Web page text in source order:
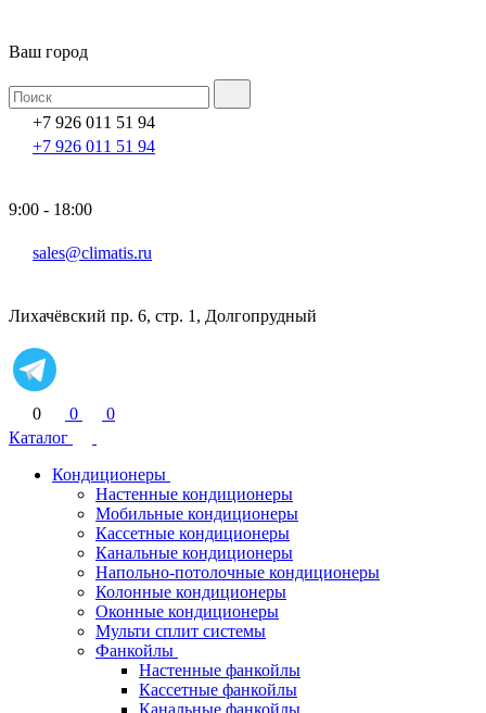
Ваш город
+7 926 011 51 94
+7 926 011 51 94
9:00 - 18:00
sales@climatis.ru
Лихачёвский пр. 6, стр. 1, Долгопрудный
0 0
0
Каталог
Кондиционеры
Настенные кондиционеры
Мобильные кондиционеры
Кассетные кондиционеры
Канальные кондиционеры
Напольно-потолочные кондиционеры
Колонные кондиционеры
Оконные кондиционеры
Мульти сплит системы
Фанкойлы
Настенные фанкойлы
Кассетные фанкойлы
Канальные фанкойлы